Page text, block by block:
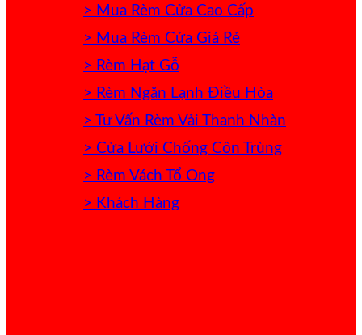
> Mua Rèm Cửa Cao Cấp
> Mua Rèm Cửa Giá Rẻ
> Rèm Hạt Gỗ
> Rèm Ngăn Lạnh Điều Hòa
> Tư Vấn Rèm Vải Thanh Nhàn
> Cửa Lưới Chống Côn Trùng
> Rèm Vách Tổ Ong
> Khách Hàng